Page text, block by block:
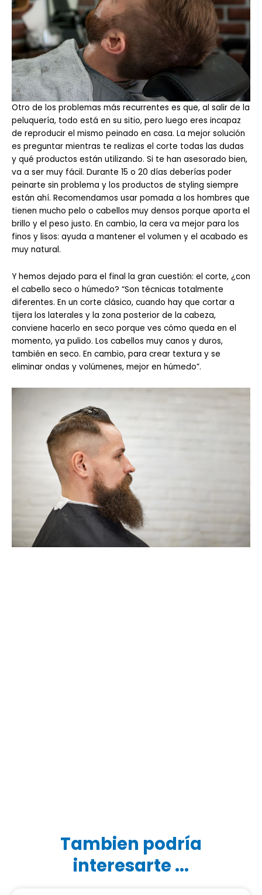
Otro de los problemas más recurrentes es que, al salir de la
peluquería, todo está en su sitio, pero luego eres incapaz
de reproducir el mismo peinado en casa. La mejor solución
es preguntar mientras te realizas el corte todas las dudas
y qué productos están utilizando. Si te han asesorado bien,
va a ser muy fácil. Durante 15 o 20 días deberías poder
peinarte sin problema y los productos de styling siempre
están ahí. Recomendamos usar pomada a los hombres que
tienen mucho pelo o cabellos muy densos porque aporta el
brillo y el peso justo. En cambio, la cera va mejor para los
finos y lisos: ayuda a mantener el volumen y el acabado es
muy natural.
Y hemos dejado para el final la gran cuestión: el corte, ¿con
el cabello seco o húmedo? “Son técnicas totalmente
diferentes. En un corte clásico, cuando hay que cortar a
tijera los laterales y la zona posterior de la cabeza,
conviene hacerlo en seco porque ves cómo queda en el
momento, ya pulido. Los cabellos muy canos y duros,
también en seco. En cambio, para crear textura y se
eliminar ondas y volúmenes, mejor en húmedo”.
Tambien podría
interesarte ...